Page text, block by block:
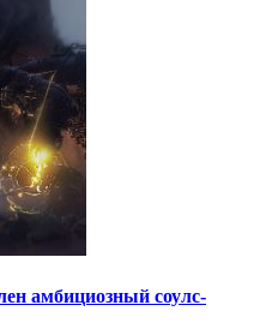
амбициозный соулс-